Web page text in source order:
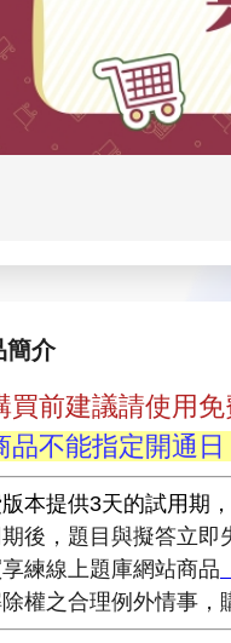
簡介
買前建議請使用
品不能指定開通日
本提供3天的試用期，
後，題目與擬答立即
練線上題庫網站商品
除權之合理例外情事，